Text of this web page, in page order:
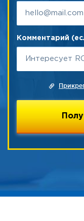
Комментарий